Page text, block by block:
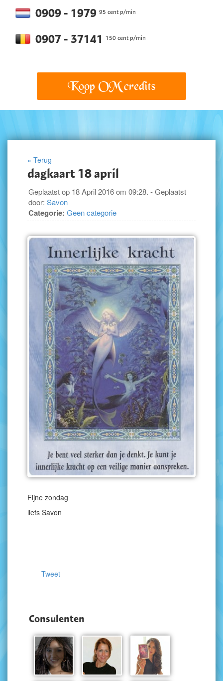
0909 - 1979 95 cent p/min
0907 - 37141 150 cent p/min
Koop OM credits
« Terug
dagkaart 18 april
Geplaatst op 18 April 2016 om 09:28. - Geplaatst
door: Savon
Categorie: Geen categorie
Fijne zondag
liefs Savon
Tweet
Consulenten